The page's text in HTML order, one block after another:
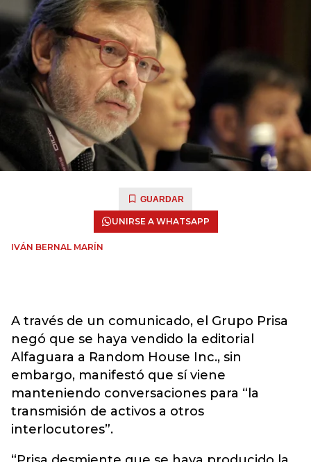
GUARDAR
UNIRSE A WHATSAPP
IVÁN BERNAL MARÍN
A través de un comunicado, el Grupo Prisa
negó que se haya vendido la editorial
Alfaguara a Random House Inc., sin
embargo, manifestó que sí viene
manteniendo conversaciones para “la
transmisión de activos a otros
interlocutores”.